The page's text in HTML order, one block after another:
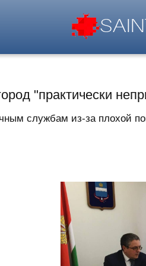
"практически
службам из-за плохой